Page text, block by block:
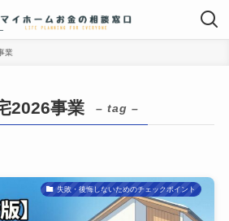
業
2026事業 – tag –
失敗・後悔しないためのチェックポイント